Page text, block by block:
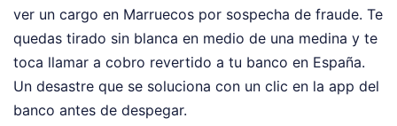
ver un cargo en Marruecos por sospecha de fraude. Te
quedas tirado sin blanca en medio de una medina y te
toca llamar a cobro revertido a tu banco en España.
Un desastre que se soluciona con un clic en la app del
banco antes de despegar.